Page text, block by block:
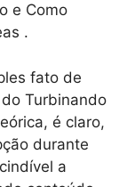
e Como
.
fato de
Turbinando
é claro,
durante
a